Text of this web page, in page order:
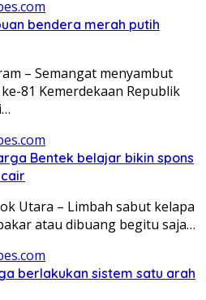
bendera merah putih
– Semangat menyambut
81 Kemerdekaan Republik
Bentek belajar bikin spons
Utara – Limbah sabut kelapa
atau dibuang begitu saja…
berlakukan sistem satu arah